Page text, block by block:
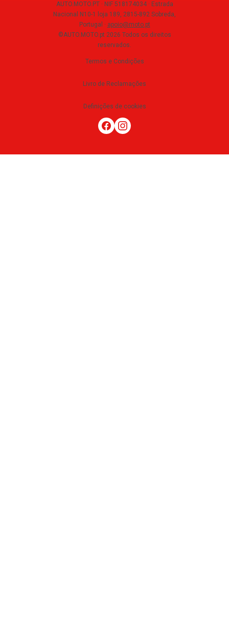
AUTO.MOTO.PT · NIF 518174034 · Estrada
Nacional N10-1 loja 189, 2815-892 Sobreda,
Portugal · apoio@moto.pt
©AUTO.MOTO.pt 2026 Todos os direitos
reservados.
Termos e Condições
Livro de Reclamações
Definições de cookies